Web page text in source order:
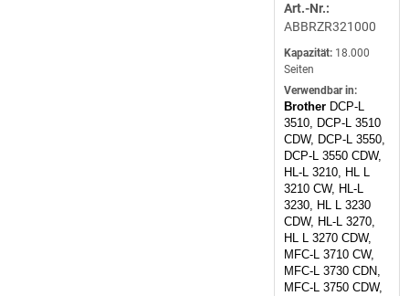
Art.-Nr.:
ABBRZR321000
Kapazität: 18.000
Seiten
Verwendbar in:
Brother DCP-L
3510, DCP-L 3510
CDW, DCP-L 3550,
DCP-L 3550 CDW,
HL-L 3210, HL L
3210 CW, HL-L
3230, HL L 3230
CDW, HL-L 3270,
HL L 3270 CDW,
MFC-L 3710 CW,
MFC-L 3730 CDN,
MFC-L 3750 CDW,